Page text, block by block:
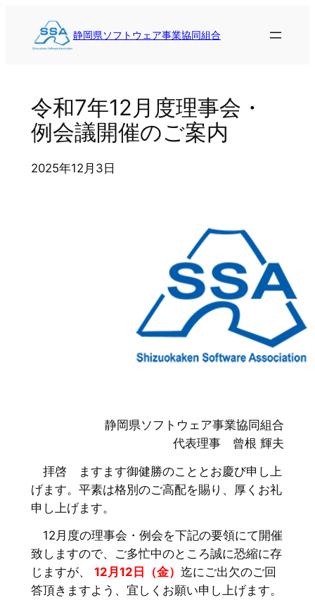
静岡県ソフトウェア事業協同組合
令和7年12月度理事会・
例会議開催のご案内
2025年12月3日
静岡県ソフトウェア事業協同組合
代表理事 曾根 輝夫
拝啓 ますます御健勝のこととお慶び申し上
げます。平素は格別のご高配を賜り、厚くお礼
申し上げます。
12月度の理事会・例会を下記の要領にて開催
致しますので、ご多忙中のところ誠に恐縮に存
じますが、 12月12日（金） 迄にご出欠のご回
答頂きますよう、宜しくお願い申し上げます。